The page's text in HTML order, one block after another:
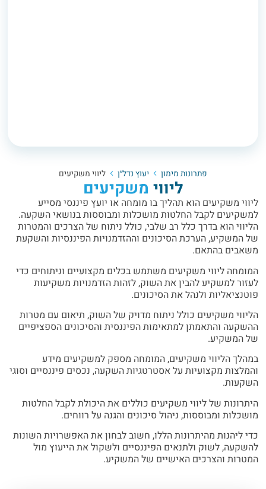
פתרונות מימון יעוץ נדל״ן ליווי משקיעים
ליווי משקיעים
ליווי משקיעים הוא תהליך בו מומחה או יועץ פיננסי מסייע
למשקיעים לקבל החלטות מושכלות ומבוססות בנושאי השקעה.
הליווי הוא בדרך כלל רב שלבי, כולל ניתוח של הצרכים והמטרות
של המשקיע, הערכת הסיכונים וההזדמנויות הפיננסיות והשקעת
משאבים בהתאם.
המומחה ליווי משקיעים משתמש בכלים מקצועיים וניתוחים כדי
לעזור למשקיע להבין את השוק, לזהות הזדמנויות משקיעות
פוטנציאליות ולנהל את הסיכונים.
הליווי משקיעים כולל ניתוח מדויק של השוק, תיאום עם מטרות
ההשקעה והתאמתן למתאימות הפיננסית והסיכונים הספציפיים
של המשקיע.
במהלך הליווי משקיעים, המומחה מספק למשקיעים מידע
והמלצות מקצועיות על אסטרטגיות השקעה, נכסים פיננסיים וסוגי
השקעות.
היתרונות של ליווי משקיעים כוללים את היכולת לקבל החלטות
מושכלות ומבוססות, ניהול סיכונים והגנה על רווחים.
כדי ליהנות מהיתרונות הללו, חשוב לבחון את האפשרויות השונות
להשקעה, לשוק ולתנאים הפיננסיים ולשקול את הייעוץ מול
המטרות והצרכים האישיים של המשקיע.